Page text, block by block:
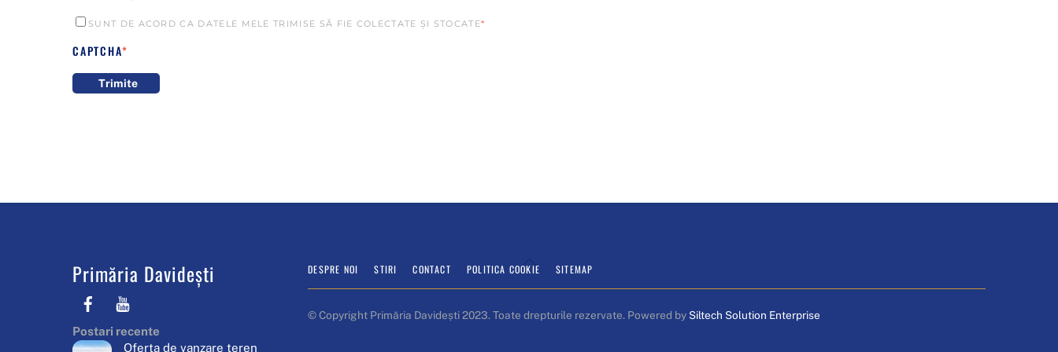
SUNT DE ACORD CA DATELE MELE TRIMISE SĂ FIE COLECTATE ȘI STOCATE*
CAPTCHA*
Trimite
Back
Primăria Davidești
Facebook
Postari recente
Oferta de vanzare teren
DESPRE NOI STIRI CONTACT POLITICA COOKIE SITEMAP
© Copyright Primăria Davidești 2023. Toate drepturile rezervate. Powered by Siltech Solution Enterprise